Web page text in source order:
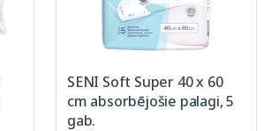
SENI Soft Super 40 x 60
cm absorbējošie palagi, 5
gab.